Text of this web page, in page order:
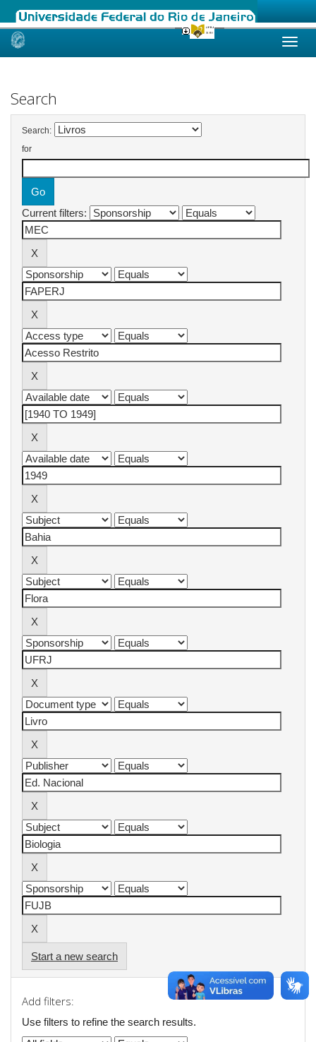
Skip
Search
Search:
for
Current filters:
Start a new search
Add filters:
Use filters to refine the search results.